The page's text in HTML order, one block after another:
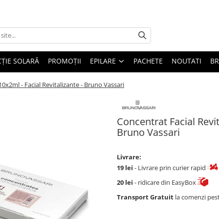
SOLARĂ PROMOȚII EPILARE PACHETE NOUTATI
- Facial Revitalizante - Bruno Vassari
Concentrat Facial
Bruno Vassari
Livrare:
19 lei - Livrare prin curier rapid
20 lei - ridicare din EasyBox
Transport Gratuit la comenzi